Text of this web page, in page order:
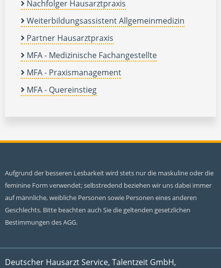
Nachfolger Hausarztpraxis
Weiterbildungsassistent Allgemeinmedizin
Partner Hausarztpraxis
MFA - Medizinische Fachangestellte
MFA - Praxismanagement
MFA - Quereinstieg
Aufgrund der besseren Lesbarkeit wird stets nur die maskuline oder die
feminine Form verwendet; selbstredend beziehen wir uns dabei immer
auf männliche, weibliche Personen sowie Personen eines anderen
Geschlechts. Bitte beachten auch Sie die geltenden gesetzlichen
Bestimmungen des AGG.
Deutscher Hausarzt Service, Talentzeit GmbH,